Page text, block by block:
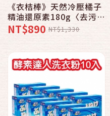
《衣桔棒》天然冷壓橘子
精油還原素180g〈去污膏
x1〉│衣桔棒│清潔│還
原│去汙│去油
NT$890 NT$1,330